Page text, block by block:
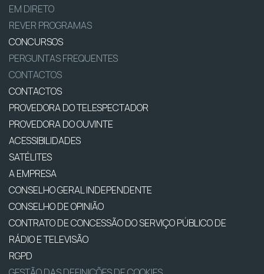
EM DIRETO
REVER PROGRAMAS
CONCURSOS
PERGUNTAS FREQUENTES
CONTACTOS
CONTACTOS
PROVEDORA DO TELESPECTADOR
PROVEDORA DO OUVINTE
ACESSIBILIDADES
SATÉLITES
A EMPRESA
CONSELHO GERAL INDEPENDENTE
CONSELHO DE OPINIÃO
CONTRATO DE CONCESSÃO DO SERVIÇO PÚBLICO DE
RÁDIO E TELEVISÃO
RGPD